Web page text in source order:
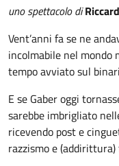
uno spettacolo di
Vent’anni fa se ne
incolmabile nel mondo
tempo avviato sul
E se Gaber oggi
sarebbe imbrigliato
ricevendo post e
razzismo e (addirittura)